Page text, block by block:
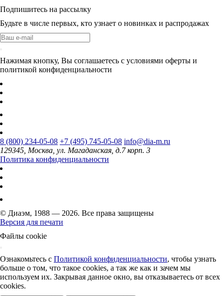
Подпишитесь на рассылку
Будьте в числе первых, кто узнает о новинках и распродажах
Нажимая кнопку, Вы соглашаетесь с условиями оферты и
политикой конфиденциальности
8 (800) 234-05-08 +7 (495) 745-05-08 info@dia-m.ru
129345, Москва, ул. Магаданская, д.7 корп. 3
Политика конфиденциальности
© Диаэм, 1988 — 2026. Все права защищены
Версия для печати
Файлы cookie
Ознакомьтесь с Политикой конфиденциальности, чтобы узнать
больше о том, что такое cookies, а так же как и зачем мы
используем их. Закрывая данное окно, вы отказываетесь от всех
cookies.